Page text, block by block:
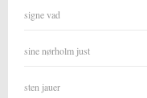
signe vad
sine nørholm just
sten jauer